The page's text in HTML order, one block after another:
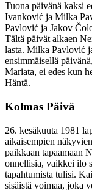
Tuona päivänä kaksi
Ivanković ja Milka
Pavlović ja Jakov
Tältä päivät alkaen
lasta. Milka Pavlović
ensimmäisellä
Mariata, ei edes kun
Häntä.
Kolmas Päivä
26. kesäkuuta 1981
aikaisempien
paikkaan tapaamaan
onnellisia, vaikkei ilo
tapahtumista tulisi.
sisäistä voimaa, joka